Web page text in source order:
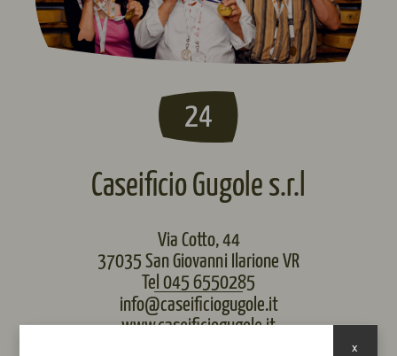
24
Caseificio Gugole s.r.l
Via Cotto, 44
37035 San Giovanni Ilarione VR
Tel 045 6550285
info@caseificiogugole.it
www.caseificiogugole.it
x